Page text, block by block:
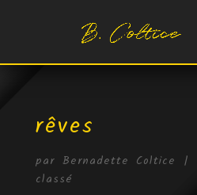
rêves
par Bernadette Coltice |
classé